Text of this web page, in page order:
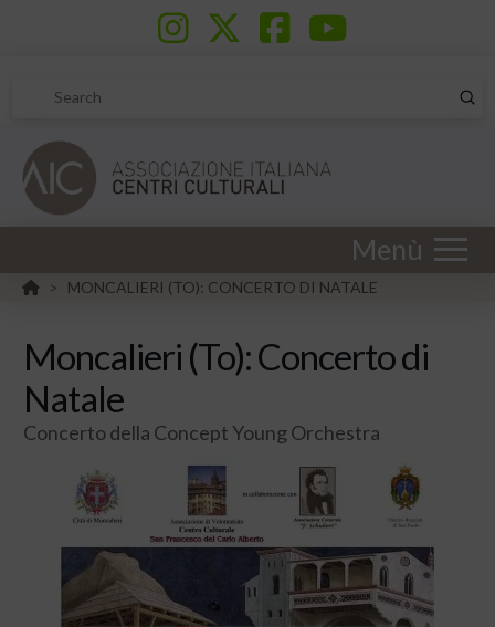
Search
Menù
HOME
> MONCALIERI (TO): CONCERTO DI NATALE
Moncalieri (To): Concerto di
Natale
Concerto della Concept Young Orchestra